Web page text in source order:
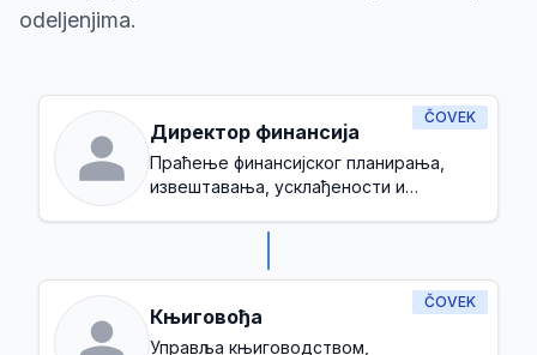
odeljenjima.
ČOVEK
Директор финансија
Праћење финансијског планирања,
извештавања, усклађености и
ČOVEK
Књиговођа
Управља књиговодством,